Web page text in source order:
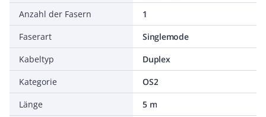
Anzahl der Fasern
1
Faserart
Singlemode
Kabeltyp
Duplex
Kategorie
OS2
Länge
5 m